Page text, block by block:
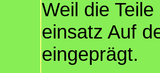
Weil die
einsatz Auf
eingeprägt.